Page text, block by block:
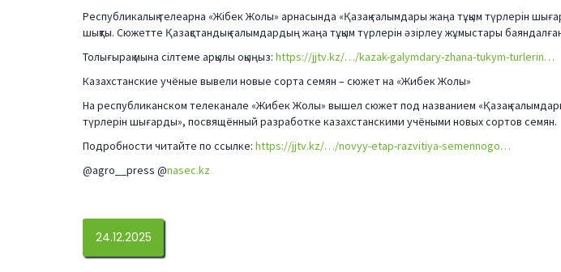
Республикалық телеарна «Жібек Жолы» арнасында «Қазақ ғалымдары жаңа тұқым түрлерін
шықты. Сюжетте Қазақстандық ғалымдардың жаңа тұқым түрлерін әзірлеу жұмыстары
Толығырақ мына сілтеме арқылы оқыңыз: https://jjtv.kz/…/kazak-galymdary-zhana-tukym-turlerin…
Казахстанские учёные вывели новые сорта семян – сюжет на «Жибек Жолы»
На республиканском телеканале «Жибек Жолы» вышел сюжет под названием «Қазақ
түрлерін шығарды», посвящённый разработке казахстанскими учёными новых сортов семян.
Подробности читайте по ссылке: https://jjtv.kz/…/novyy-etap-razvitiya-semennogo…
@agro__press @nasec.kz
24.12.2025